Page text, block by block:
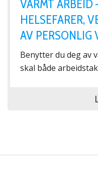
VARMT ARBEID
HELSEFARER,
AV PERSONLIG
Benytter du deg av
skal både